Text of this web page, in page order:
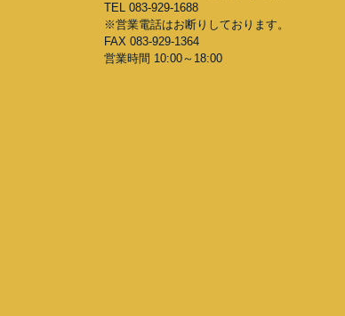
TEL 083-929-1688
※営業電話はお断りしております。
FAX 083-929-1364
営業時間 10:00～18:00